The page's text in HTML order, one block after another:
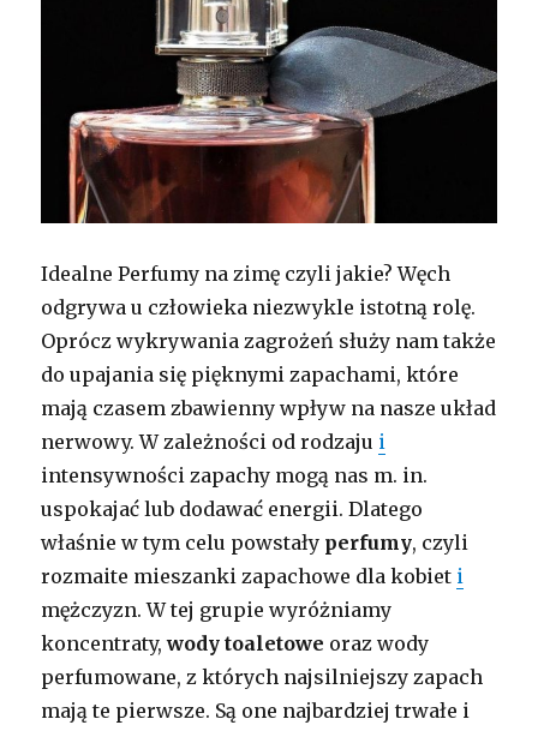
Idealne Perfumy na zimę czyli jakie? Węch
odgrywa u człowieka niezwykle istotną rolę.
Oprócz wykrywania zagrożeń służy nam także
do upajania się pięknymi zapachami, które
mają czasem zbawienny wpływ na nasze układ
nerwowy. W zależności od rodzaju i
intensywności zapachy mogą nas m. in.
uspokajać lub dodawać energii. Dlatego
właśnie w tym celu powstały perfumy, czyli
rozmaite mieszanki zapachowe dla kobiet i
mężczyzn. W tej grupie wyróżniamy
koncentraty,wody toaletowe oraz wody
perfumowane, z których najsilniejszy zapach
mają te pierwsze. Są one najbardziej trwałe i